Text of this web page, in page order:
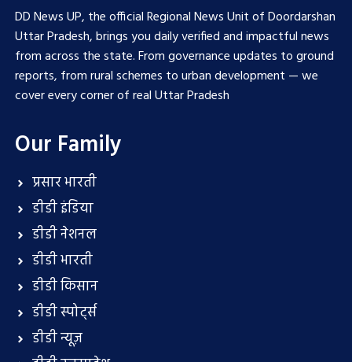
DD News UP, the official Regional News Unit of Doordarshan
Uttar Pradesh, brings you daily verified and impactful news
from across the state. From governance updates to ground
reports, from rural schemes to urban development — we
cover every corner of real Uttar Pradesh
Our Family
प्रसार भारती
डीडी इंडिया
डीडी नेशनल
डीडी भारती
डीडी किसान
डीडी स्पोर्ट्स
डीडी न्यूज़